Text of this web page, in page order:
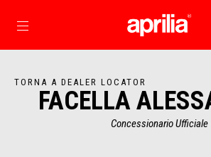
Vai al contenuto
TORNA A DEALER LOCATOR
FACELLA
Concessionario Ufficiale